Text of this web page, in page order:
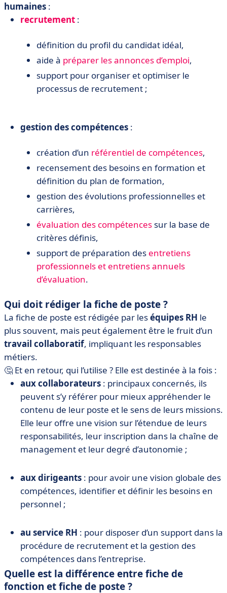
humaines :
recrutement :
définition du profil du candidat idéal,
aide à préparer les annonces d’emploi,
support pour organiser et optimiser le
processus de recrutement ;
gestion des compétences :
création d’un référentiel de compétences,
recensement des besoins en formation et
définition du plan de formation,
gestion des évolutions professionnelles et
carrières,
évaluation des compétences sur la base de
critères définis,
support de préparation des entretiens
professionnels et entretiens annuels
d’évaluation.
Qui doit rédiger la fiche de poste ?
La fiche de poste est rédigée par leséquipes RH le
plus souvent, mais peut également être le fruit d’un
travail collaboratif, impliquant les responsables
métiers.
🤔 Et en retour, qui l’utilise ? Elle est destinée à la fois :
aux collaborateurs : principaux concernés, ils
peuvent s’y référer pour mieux appréhender le
contenu de leur poste et le sens de leurs missions.
Elle leur offre une vision sur l’étendue de leurs
responsabilités, leur inscription dans la chaîne de
management et leur degré d’autonomie ;
aux dirigeants : pour avoir une vision globale des
compétences, identifier et définir les besoins en
personnel ;
au service RH : pour disposer d’un support dans la
procédure de recrutement et la gestion des
compétences dans l’entreprise.
Quelle est la différence entre fiche de
fonction et fiche de poste ?